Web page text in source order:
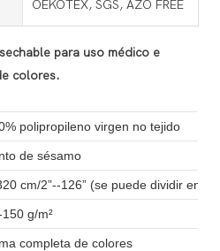
OEKOTEX, SGS, AZO FREE
para uso médico e
colores.
polipropileno virgen no tejido
de sésamo
cm/2”--126” (se puede dividir en
150 g/m²
completa de colores